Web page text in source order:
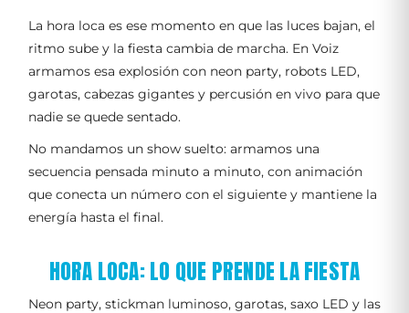
La hora loca es ese momento en que las luces bajan, el
ritmo sube y la fiesta cambia de marcha. En Voiz
armamos esa explosión con neon party, robots LED,
garotas, cabezas gigantes y percusión en vivo para que
nadie se quede sentado.
No mandamos un show suelto: armamos una
secuencia pensada minuto a minuto, con animación
que conecta un número con el siguiente y mantiene la
energía hasta el final.
HORA LOCA: LO QUE PRENDE LA FIESTA
Neon party, stickman luminoso, garotas, saxo LED y las